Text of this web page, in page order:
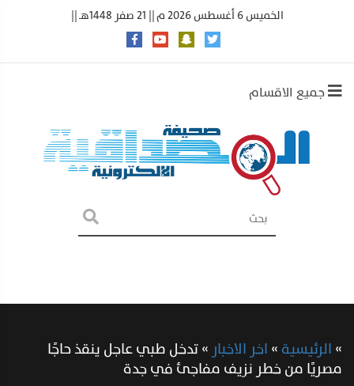
الخميس 6 أغسطس 2026 م || 21 صفر 1448هـ ||
جميع الاقسام
»الرئيسية»اخر الاخبار »تدخل طبي عاجل ينقذ حاجًا
مصريًا من خطر نزيف مفاجئ في جدة